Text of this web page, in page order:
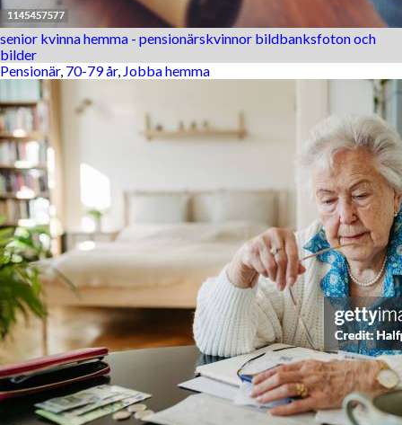
senior kvinna hemma - pensionärskvinnor bildbanksfoton och
bilder
Pensionär, 70-79 år, Jobba hemma